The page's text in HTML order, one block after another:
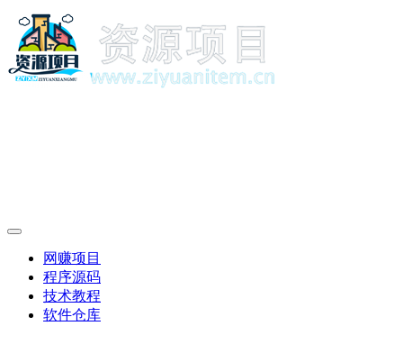
网赚项目
程序源码
技术教程
软件仓库